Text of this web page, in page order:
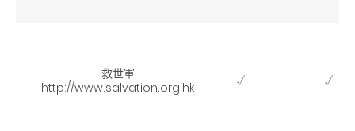
救世軍
http://www.salvation.org.hk
√ √